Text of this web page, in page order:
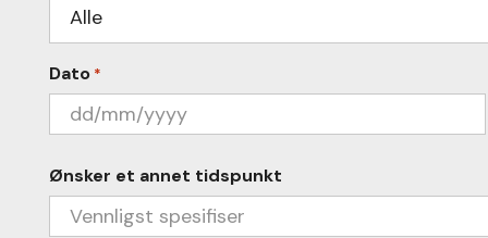
Dato *
DD
MM
slash
YYYY
Ønsker et annet tidspunkt